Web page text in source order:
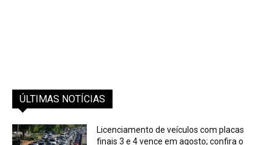
ÚLTIMAS NOTÍCIAS
Licenciamento de veículos com placas
finais 3 e 4 vence em agosto; confira o